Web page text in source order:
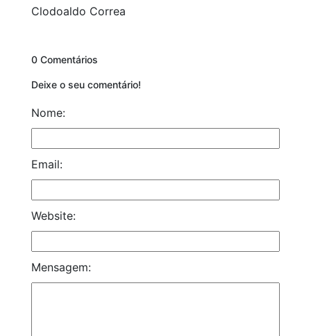
Clodoaldo Correa
0 Comentários
Deixe o seu comentário!
Nome:
Email:
Website:
Mensagem: